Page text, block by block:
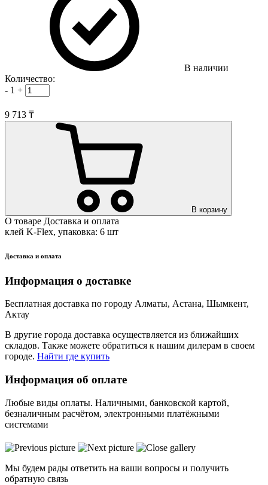
В наличии
Количество:
- 1 +
9 713 ₸
В корзину
О товаре Доставка и оплата
клей K-Flex, упаковка: 6 шт
Доставка и оплата
Информация о доставке
Бесплатная доставка по городу Алматы, Астана, Шымкент,
Актау
В другие города доставка осуществляется из ближайших
складов. Также можете обратиться к нашим дилерам в своем
городе. Найти где купить
Информация об оплате
Любые виды оплаты. Наличными, банковской картой,
безналичным расчётом, электронными платёжными
системами
Мы будем рады ответить на ваши вопросы и получить
обратную связь